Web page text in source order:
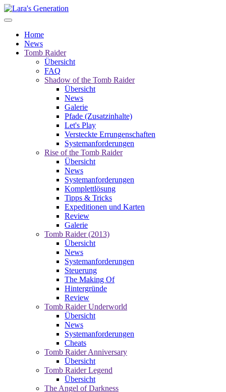
Home
News
Tomb Raider
Übersicht
FAQ
Shadow of the Tomb Raider
Übersicht
News
Galerie
Pfade (Zusatzinhalte)
Let's Play
Versteckte Errungenschaften
Systemanforderungen
Rise of the Tomb Raider
Übersicht
News
Systemanforderungen
Komplettlösung
Tipps & Tricks
Expeditionen und Karten
Review
Galerie
Tomb Raider (2013)
Übersicht
News
Systemanforderungen
Steuerung
The Making Of
Hintergründe
Review
Tomb Raider Underworld
Übersicht
News
Systemanforderungen
Cheats
Tomb Raider Anniversary
Übersicht
Tomb Raider Legend
Übersicht
The Angel of Darkness